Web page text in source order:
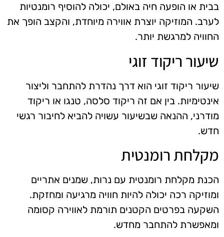
בבית או הופעה חיה באולם, יכולה להוסיף רומנטיות
לערב. המוזיקה יוצרת אווירה מיוחדת, והקצב הופך את
החוויה למרגשת יותר.
שיעור ריקוד זוגי
שיעור ריקוד זוגי הוא דרך נהדרת להתחבר וליצור
אינטימיות. בין אם זה ריקוד סלסה, טנגו או ריקוד
מודרני, ההנאה שבשיעור עשויה להביא לחיבור רגשי
חדש.
מקלחת רומנטית
הכנת מקלחת רומנטית עם נרות, שמנים אתריים
ומוזיקה רכה יכולה להיות חוויה מרגיעה ומחזקת.
השקעה בפרטים הקטנים תורמת לאווירה קסומה
ומאפשרת להתחבר מחדש.